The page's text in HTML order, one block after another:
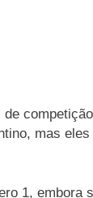
mas
1, embora